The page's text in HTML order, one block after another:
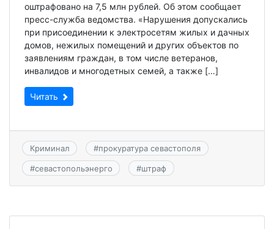
оштрафовано на 7,5 млн рублей. Об этом сообщает
пресс-служба ведомства. «Нарушения допускались
при присоединении к электросетям жилых и дачных
домов, нежилых помещений и других объектов по
заявлениям граждан, в том числе ветеранов,
инвалидов и многодетных семей, а также […]
Читать
Криминал #прокуратура севастополя
#севастопольэнерго #штраф